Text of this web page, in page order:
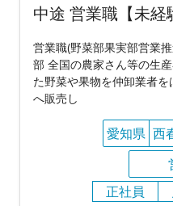
中途 営業職【未経
営業職(野菜部果実部営業
部 全国の農家さん等の生
た野菜や果物を仲卸業者
へ販売し
愛知県 西
正社員